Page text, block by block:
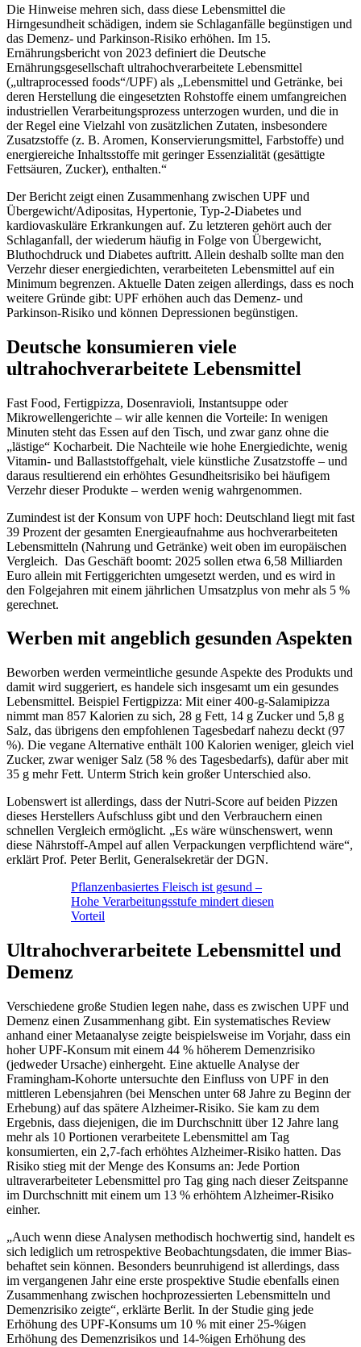
Die Hinweise mehren sich, dass diese Lebensmittel die
Hirngesundheit schädigen, indem sie Schlaganfälle begünstigen und
das Demenz- und Parkinson-Risiko erhöhen. Im 15.
Ernährungsbericht von 2023 definiert die Deutsche
Ernährungsgesellschaft ultrahochverarbeitete Lebensmittel
(„ultraprocessed foods“/UPF) als „Lebensmittel und Getränke, bei
deren Herstellung die eingesetzten Rohstoffe einem umfangreichen
industriellen Verarbeitungsprozess unterzogen wurden, und die in
der Regel eine Vielzahl von zusätzlichen Zutaten, insbesondere
Zusatzstoffe (z. B. Aromen, Konservierungsmittel, Farbstoffe) und
energiereiche Inhaltsstoffe mit geringer Essenzialität (gesättigte
Fettsäuren, Zucker), enthalten.“
Der Bericht zeigt einen Zusammenhang zwischen UPF und
Übergewicht/Adipositas, Hypertonie, Typ-2-Diabetes und
kardiovaskuläre Erkrankungen auf. Zu letzteren gehört auch der
Schlaganfall, der wiederum häufig in Folge von Übergewicht,
Bluthochdruck und Diabetes auftritt. Allein deshalb sollte man den
Verzehr dieser energiedichten, verarbeiteten Lebensmittel auf ein
Minimum begrenzen. Aktuelle Daten zeigen allerdings, dass es noch
weitere Gründe gibt: UPF erhöhen auch das Demenz- und
Parkinson-Risiko und können Depressionen begünstigen.
Deutsche konsumieren viele
ultrahochverarbeitete Lebensmittel
Fast Food, Fertigpizza, Dosenravioli, Instantsuppe oder
Mikrowellengerichte – wir alle kennen die Vorteile: In wenigen
Minuten steht das Essen auf den Tisch, und zwar ganz ohne die
„lästige“ Kocharbeit. Die Nachteile wie hohe Energiedichte, wenig
Vitamin- und Ballaststoffgehalt, viele künstliche Zusatzstoffe – und
daraus resultierend ein erhöhtes Gesundheitsrisiko bei häufigem
Verzehr dieser Produkte – werden wenig wahrgenommen.
Zumindest ist der Konsum von UPF hoch: Deutschland liegt mit fast
39 Prozent der gesamten Energieaufnahme aus hochverarbeiteten
Lebensmitteln (Nahrung und Getränke) weit oben im europäischen
Vergleich. Das Geschäft boomt: 2025 sollen etwa 6,58 Milliarden
Euro allein mit Fertiggerichten umgesetzt werden, und es wird in
den Folgejahren mit einem jährlichen Umsatzplus von mehr als 5 %
gerechnet.
Werben mit angeblich gesunden Aspekten
Beworben werden vermeintliche gesunde Aspekte des Produkts und
damit wird suggeriert, es handele sich insgesamt um ein gesundes
Lebensmittel. Beispiel Fertigpizza: Mit einer 400-g-Salamipizza
nimmt man 857 Kalorien zu sich, 28 g Fett, 14 g Zucker und 5,8 g
Salz, das übrigens den empfohlenen Tagesbedarf nahezu deckt (97
%). Die vegane Alternative enthält 100 Kalorien weniger, gleich viel
Zucker, zwar weniger Salz (58 % des Tagesbedarfs), dafür aber mit
35 g mehr Fett. Unterm Strich kein großer Unterschied also.
Lobenswert ist allerdings, dass der Nutri-Score auf beiden Pizzen
dieses Herstellers Aufschluss gibt und den Verbrauchern einen
schnellen Vergleich ermöglicht. „Es wäre wünschenswert, wenn
diese Nährstoff-Ampel auf allen Verpackungen verpflichtend wäre“,
erklärt Prof. Peter Berlit, Generalsekretär der DGN.
Pflanzenbasiertes Fleisch ist gesund –
Hohe Verarbeitungsstufe mindert diesen
Vorteil
Ultrahochverarbeitete Lebensmittel und
Demenz
Verschiedene große Studien legen nahe, dass es zwischen UPF und
Demenz einen Zusammenhang gibt. Ein systematisches Review
anhand einer Metaanalyse zeigte beispielsweise im Vorjahr, dass ein
hoher UPF-Konsum mit einem 44 % höherem Demenzrisiko
(jedweder Ursache) einhergeht. Eine aktuelle Analyse der
Framingham-Kohorte untersuchte den Einfluss von UPF in den
mittleren Lebensjahren (bei Menschen unter 68 Jahre zu Beginn der
Erhebung) auf das spätere Alzheimer-Risiko. Sie kam zu dem
Ergebnis, dass diejenigen, die im Durchschnitt über 12 Jahre lang
mehr als 10 Portionen verarbeitete Lebensmittel am Tag
konsumierten, ein 2,7-fach erhöhtes Alzheimer-Risiko hatten. Das
Risiko stieg mit der Menge des Konsums an: Jede Portion
ultraverarbeiteter Lebensmittel pro Tag ging nach dieser Zeitspanne
im Durchschnitt mit einem um 13 % erhöhtem Alzheimer-Risiko
einher.
„Auch wenn diese Analysen methodisch hochwertig sind, handelt es
sich lediglich um retrospektive Beobachtungsdaten, die immer Bias-
behaftet sein können. Besonders beunruhigend ist allerdings, dass
im vergangenen Jahr eine erste prospektive Studie ebenfalls einen
Zusammenhang zwischen hochprozessierten Lebensmitteln und
Demenzrisiko zeigte“, erklärte Berlit. In der Studie ging jede
Erhöhung des UPF-Konsums um 10 % mit einer 25-%igen
Erhöhung des Demenzrisikos und 14-%igen Erhöhung des